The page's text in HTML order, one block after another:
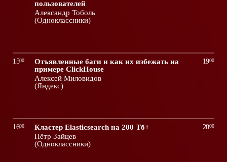
пользователей
Александр Тоболь
(Одноклассники)
1500
Отъявленные баги и как их избежать на
примере ClickHouse
Алексей Миловидов
(Яндекс)
1900
1600
Кластер Elasticsearch на 200 Тб+
Пётр Зайцев
(Одноклассники)
2000